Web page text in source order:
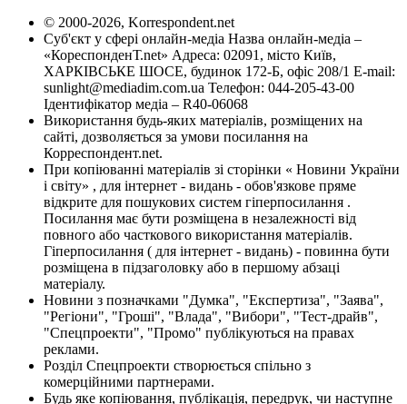
© 2000-2026, Korrespondent.net
Суб'єкт у сфері онлайн-медіа Назва онлайн-медіа –
«КореспонденТ.net» Адреса: 02091, місто Київ,
ХАРКІВСЬКЕ ШОСЕ, будинок 172-Б, офіс 208/1 E-mail:
sunlight@mediadim.com.ua Телефон: 044-205-43-00
Ідентифікатор медіа – R40-06068
Використання будь-яких матеріалів, розміщених на
сайті, дозволяється за умови посилання на
Корреспондент.net.
При копіюванні матеріалів зі сторінки « Новини України
і світу» , для інтернет - видань - обов'язкове пряме
відкрите для пошукових систем гіперпосилання .
Посилання має бути розміщена в незалежності від
повного або часткового використання матеріалів.
Гіперпосилання ( для інтернет - видань) - повинна бути
розміщена в підзаголовку або в першому абзаці
матеріалу.
Новини з позначками "Думка", "Експертиза", "Заява",
"Регіони", "Гроші", "Влада", "Вибори", "Тест-драйв",
"Спецпроекти", "Промо" публікуються на правах
реклами.
Розділ Спецпроекти створюється спільно з
комерційними партнерами.
Будь яке копіювання, публікація, передрук, чи наступне